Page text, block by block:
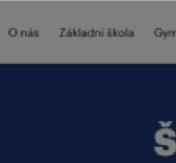
O nás Základní škola